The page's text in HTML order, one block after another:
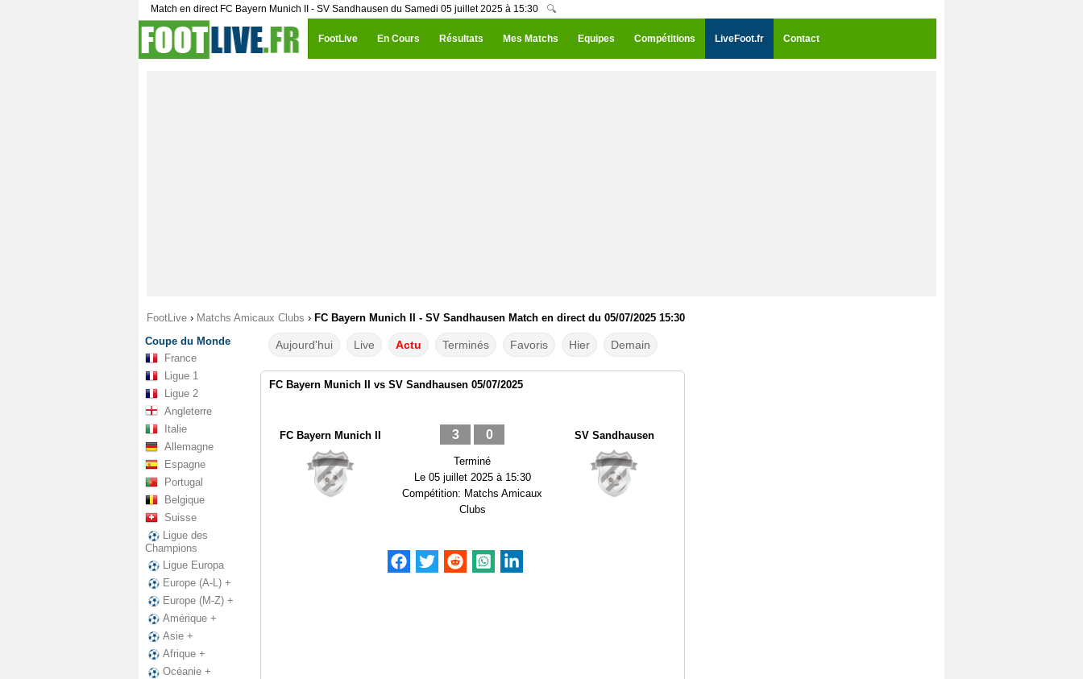
Match en direct FC Bayern Munich II - SV Sandhausen du Samedi 05 juillet 2025 à 15:30 🔍
FootLive En Cours Résultats Mes Matchs Equipes Compétitions LiveFoot.fr Contact
FootLive › Matchs Amicaux Clubs › FC Bayern Munich II - SV Sandhausen Match en direct du 05/07/2025 15:30
Coupe du Monde
France
Ligue 1
Ligue 2
Angleterre
Italie
Allemagne
Espagne
Portugal
Belgique
Suisse
Ligue des
Champions
Ligue Europa
Europe (A-L) +
Europe (M-Z) +
Amérique +
Asie +
Afrique +
Océanie +
Aujourd'hui Live Actu Terminés Favoris Hier Demain
FC Bayern Munich II vs SV Sandhausen 05/07/2025
FC Bayern Munich II 3 0
Terminé
Le 05 juillet 2025 à 15:30
Compétition: Matchs Amicaux
Clubs
SV Sandhausen